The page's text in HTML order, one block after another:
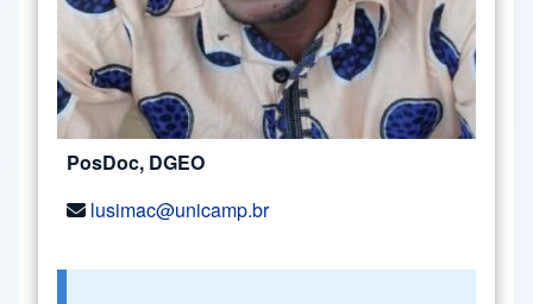
PosDoc, DGEO
lusimac@unicamp.br